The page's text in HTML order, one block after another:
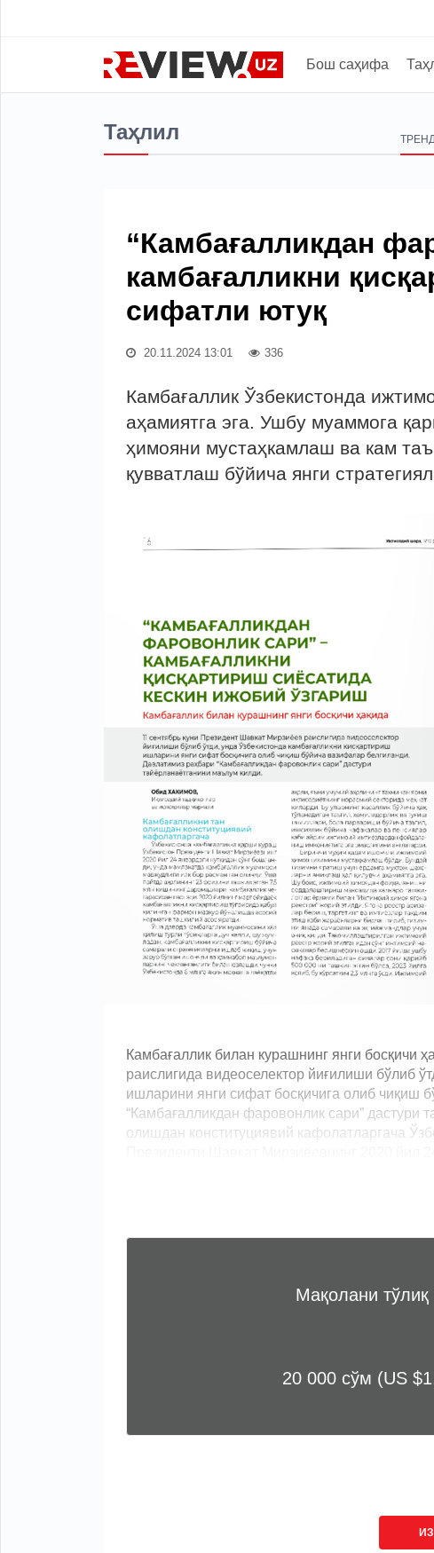
Бош саҳифа
Таҳлил
“Камбағалликдан
камбағалликни
сифатли ютуқ
20.11.2024 13:01 336
Камбағаллик Ўзбекистонда
аҳамиятга эга. Ушбу муаммога
ҳимояни мустаҳкамлаш ва кам
қувватлаш бўйича янги
Камбағаллик билан курашнинг янги босқичи
раислигида видеоселектор йиғилиши бўлиб
ишларини янги сифат босқичига олиб чиқиш
“Камбағалликдан фаровонлик сари” дастури
олишдан конституциявий кафолатларгача
Мақолани тўлиқ
20 000 сўм (US